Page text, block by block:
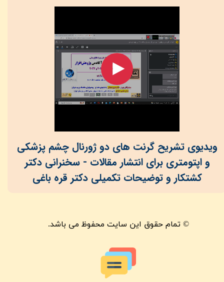
ویدیوی تشریح گرنت های دو ژورنال چشم پزشکی
و اپتومتری برای انتشار مقالات - سخنرانی دکتر
کشتکار و توضیحات تکمیلی دکتر قره باغی
© تمام حقوق این سایت محفوظ می باشد.